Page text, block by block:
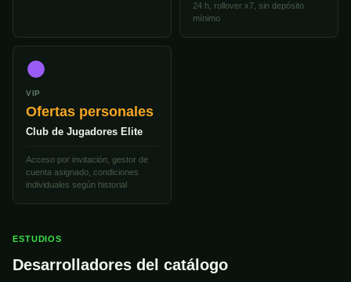
24 h, rollover x7, sin depósito
mínimo
VIP
Ofertas personales
Club de Jugadores Elite
Acceso por invitación, gestor de
cuenta asignado, condiciones
individuales según historial
ESTUDIOS
Desarrolladores del catálogo